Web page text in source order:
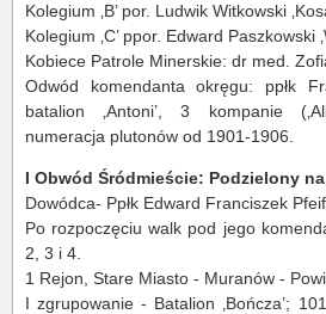
Kolegium ‚B’ por. Ludwik Witkowski
Kolegium ‚C’ ppor. Edward Paszkowski
Kobiece Patrole Minerskie: dr med.
Odwód komendanta okręgu: ppłk
batalion ‚Antoni’, 3 kompanie
numeracja plutonów od 1901-1906.
I Obwód Śródmieście: Podzielony
Dowódca- Ppłk Edward Franciszek
Po rozpoczęciu walk pod jego
2, 3 i 4.
1 Rejon, Stare Miasto - Muranów -
I zgrupowanie - Batalion ‚Bończa’;